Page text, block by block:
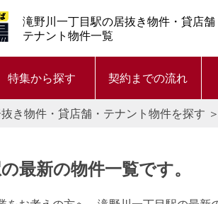
滝野川一丁目駅の居抜き物件・貸店舗
テナント物件一覧
特集から探す 契約までの流れ
抜き物件・貸店舗・テナント物件を探す ＞
最新の物件一覧です。